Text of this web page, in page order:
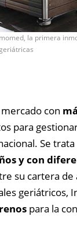
la primera
con
para
Se
y con
su cartera de
geriátricos,
para la